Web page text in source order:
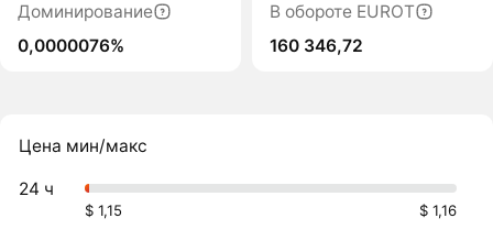
Доминирование
0,0000076%
В обороте EUROT
160 346,72
Цена мин/макс
24 ч
$ 1,15 $ 1,16